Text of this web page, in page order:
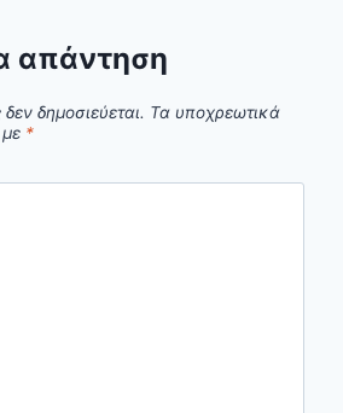
απάντηση
δημοσιεύεται. Τα υποχρεωτικά
*